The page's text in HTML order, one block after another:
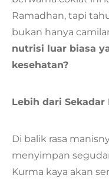
Ramadhan, tapi
bukan hanya
nutrisi luar biasa
kesehatan?
Lebih dari Sekadar
Di balik rasa
menyimpan
Kurma kaya akan